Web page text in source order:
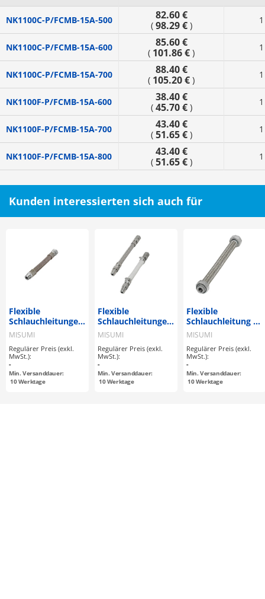
NK1100C-P/FCMB-15A-500 82.60 €
( 98.29 €)
NK1100C-P/FCMB-15A-600 85.60 €
( 101.86 € )
NK1100C-P/FCMB-15A-700 88.40 €
( 105.20 € )
NK1100F-P/FCMB-15A-600 38.40 €
( 45.70 €)
NK1100F-P/FCMB-15A-700 43.40 €
( 51.65 €)
NK1100F-P/FCMB-15A-800 43.40 €
( 51.65 €)
Kunden interessierten sich auch für
Flexible
Schlauchleitungen
/ Für hohe Drücke
MISUMI
Regulärer Preis (exkl.
MwSt.):
-
Min. Versanddauer:
10Werktage
Flexible
Schlauchleitungen
/ Für mittlere
Drücke
MISUMI
Regulärer Preis (exkl.
MwSt.):
-
Min. Versanddauer:
10Werktage
Flexible
Schlauchleitung /
Für niedrige
Drücke / nicht
geschweißt
MISUMI
Regulärer Preis (exkl.
MwSt.):
-
Min. Versanddauer:
10Werktage